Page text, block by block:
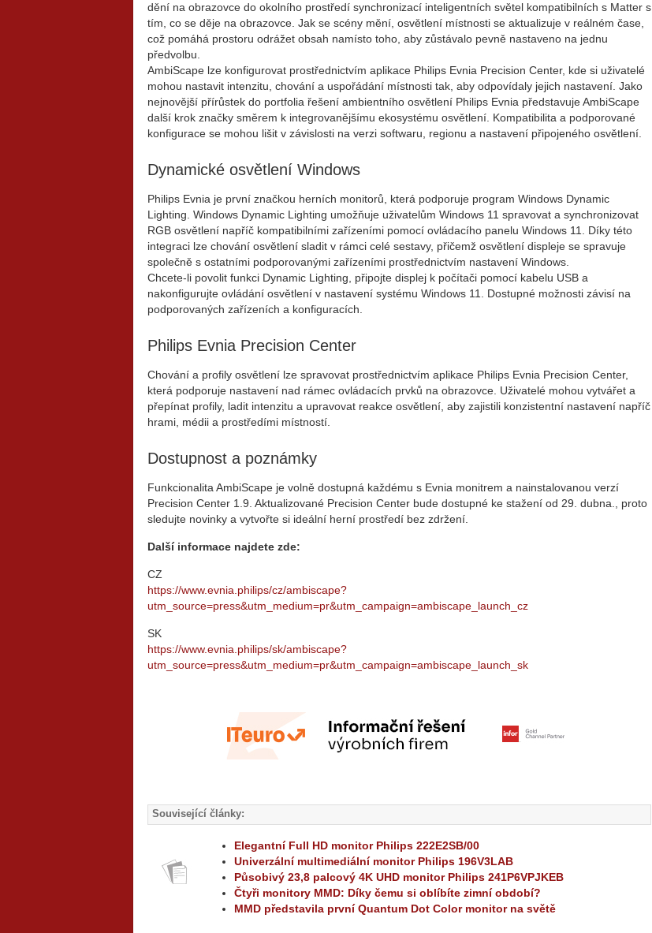
dění na obrazovce do okolního prostředí synchronizací inteligentních světel kompatibilních s Matter s
tím, co se děje na obrazovce. Jak se scény mění, osvětlení místnosti se aktualizuje v reálném čase,
což pomáhá prostoru odrážet obsah namísto toho, aby zůstávalo pevně nastaveno na jednu
předvolbu.
AmbiScape lze konfigurovat prostřednictvím aplikace Philips Evnia Precision Center, kde si uživatelé
mohou nastavit intenzitu, chování a uspořádání místnosti tak, aby odpovídaly jejich nastavení. Jako
nejnovější přírůstek do portfolia řešení ambientního osvětlení Philips Evnia představuje AmbiScape
další krok značky směrem k integrovanějšímu ekosystému osvětlení. Kompatibilita a podporované
konfigurace se mohou lišit v závislosti na verzi softwaru, regionu a nastavení připojeného osvětlení.
Dynamické osvětlení Windows
Philips Evnia je první značkou herních monitorů, která podporuje program Windows Dynamic
Lighting. Windows Dynamic Lighting umožňuje uživatelům Windows 11 spravovat a synchronizovat
RGB osvětlení napříč kompatibilními zařízeními pomocí ovládacího panelu Windows 11. Díky této
integraci lze chování osvětlení sladit v rámci celé sestavy, přičemž osvětlení displeje se spravuje
společně s ostatními podporovanými zařízeními prostřednictvím nastavení Windows.
Chcete-li povolit funkci Dynamic Lighting, připojte displej k počítači pomocí kabelu USB a
nakonfigurujte ovládání osvětlení v nastavení systému Windows 11. Dostupné možnosti závisí na
podporovaných zařízeních a konfiguracích.
Philips Evnia Precision Center
Chování a profily osvětlení lze spravovat prostřednictvím aplikace Philips Evnia Precision Center,
která podporuje nastavení nad rámec ovládacích prvků na obrazovce. Uživatelé mohou vytvářet a
přepínat profily, ladit intenzitu a upravovat reakce osvětlení, aby zajistili konzistentní nastavení napříč
hrami, médii a prostředími místností.
Dostupnost a poznámky
Funkcionalita AmbiScape je volně dostupná každému s Evnia monitrem a nainstalovanou verzí
Precision Center 1.9. Aktualizované Precision Center bude dostupné ke stažení od 29. dubna., proto
sledujte novinky a vytvořte si ideální herní prostředí bez zdržení.
Další informace najdete zde:
CZ
https://www.evnia.philips/cz/ambiscape?
utm_source=press&utm_medium=pr&utm_campaign=ambiscape_launch_cz
SK
https://www.evnia.philips/sk/ambiscape?
utm_source=press&utm_medium=pr&utm_campaign=ambiscape_launch_sk
Související články:
Elegantní Full HD monitor Philips 222E2SB/00
Univerzální multimediální monitor Philips 196V3LAB
Působivý 23,8 palcový 4K UHD monitor Philips 241P6VPJKEB
Čtyři monitory MMD: Díky čemu si oblíbíte zimní období?
MMD představila první Quantum Dot Color monitor na světě